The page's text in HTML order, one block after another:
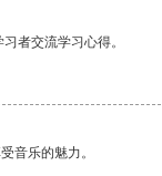
者交流学习心得。
音乐的魅力。